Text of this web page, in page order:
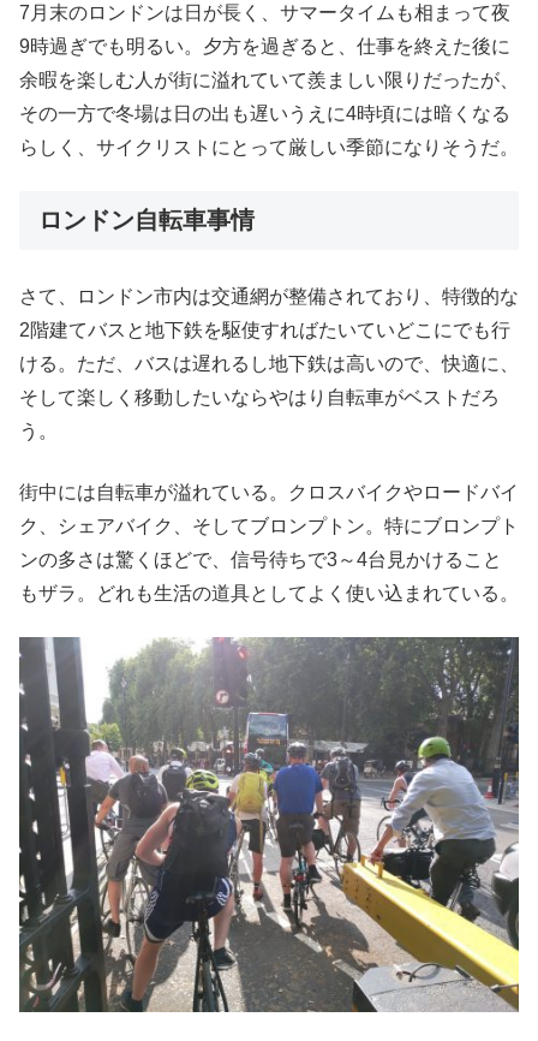
7月末のロンドンは日が長く、サマータイムも相まって夜
9時過ぎでも明るい。夕方を過ぎると、仕事を終えた後に
余暇を楽しむ人が街に溢れていて羨ましい限りだったが、
その一方で冬場は日の出も遅いうえに4時頃には暗くなる
らしく、サイクリストにとって厳しい季節になりそうだ。
ロンドン自転車事情
さて、ロンドン市内は交通網が整備されており、特徴的な
2階建てバスと地下鉄を駆使すればたいていどこにでも行
ける。ただ、バスは遅れるし地下鉄は高いので、快適に、
そして楽しく移動したいならやはり自転車がベストだろ
う。
街中には自転車が溢れている。クロスバイクやロードバイ
ク、シェアバイク、そしてブロンプトン。特にブロンプト
ンの多さは驚くほどで、信号待ちで3～4台見かけること
もザラ。どれも生活の道具としてよく使い込まれている。